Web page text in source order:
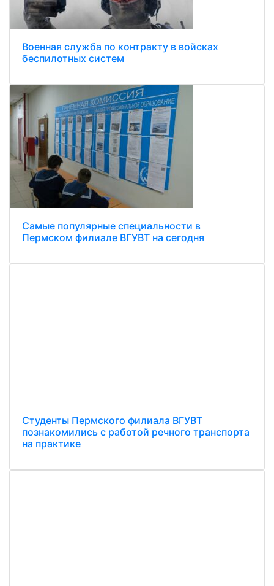
Военная служба по контракту в войсках
беспилотных систем
Самые популярные специальности в
Пермском филиале ВГУВТ на сегодня
Студенты Пермского филиала ВГУВТ
познакомились с работой речного транспорта
на практике